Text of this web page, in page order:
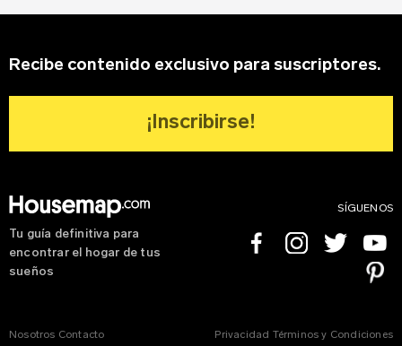
Recibe contenido exclusivo para suscriptores.
¡Inscribirse!
Tu guía definitiva para
encontrar el hogar de tus
sueños
SÍGUENOS
FacebookInstagram TwitterYoutube
Pinterest
Nosotros Contacto Privacidad Términos y Condiciones